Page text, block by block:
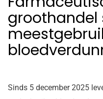
groothandel
Sinds 5 december 2025